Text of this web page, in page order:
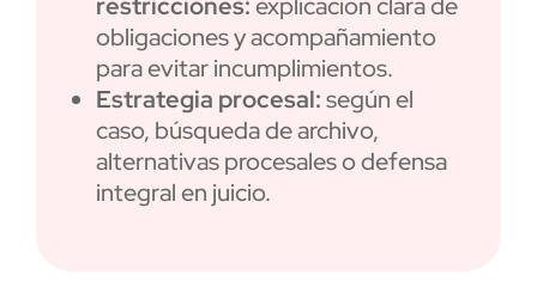
obligaciones y acompañamiento
para evitar incumplimientos.
Estrategia procesal:según el
caso, búsqueda de archivo,
alternativas procesales o defensa
integral en juicio.